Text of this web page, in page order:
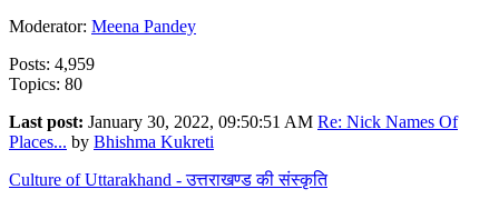
Moderator: Meena Pandey
Posts: 4,959
Topics: 80
Last post: January 30, 2022, 09:50:51 AM Re: Nick Names Of
Places... by Bhishma Kukreti
Culture of Uttarakhand - उत्तराखण्ड की संस्कृति